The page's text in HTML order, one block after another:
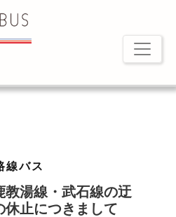
線バス
教湯線・武石線の迂
休止につきまして